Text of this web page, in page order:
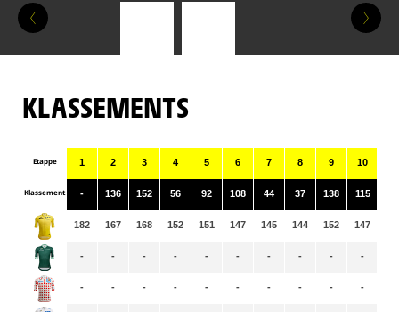
KLASSEMENTS
Etappe
Klassement
1
-
182
-
-
2
136
167
-
-
3
152
168
-
-
4
56
152
-
-
5
92
151
-
-
6
108
147
-
-
7
44
145
-
-
8
37
144
-
-
9
138
152
-
-
10
115
147
-
-